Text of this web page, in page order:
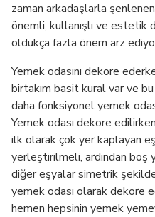
zaman arkadaşlarla şenlenen
önemli, kullanışlı ve estetik
oldukça fazla önem arz
Yemek odasını dekore
birtakım basit kural var ve
daha fonksiyonel yemek
Yemek odası dekore
ilk olarak çok yer kaplayan
yerleştirilmeli, ardından boş
diğer eşyalar simetrik
yemek odası olarak dekore
hemen hepsinin yemek